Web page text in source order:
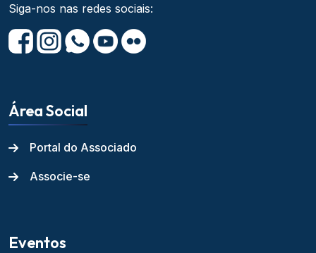
Siga-nos nas redes sociais:
Área Social
Portal do Associado
Associe-se
Eventos